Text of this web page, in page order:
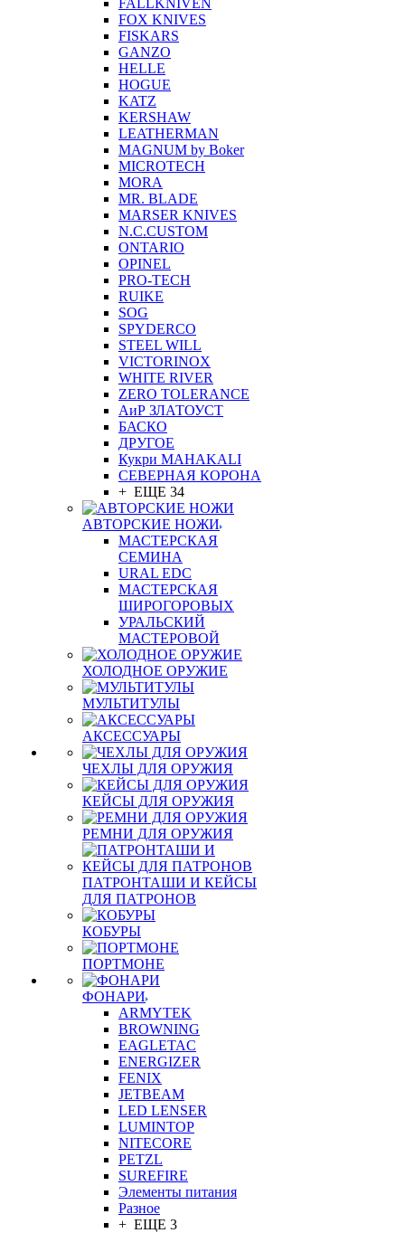
FALLKNIVEN
FOX KNIVES
FISKARS
GANZO
HELLE
HOGUE
KATZ
KERSHAW
LEATHERMAN
MAGNUM by Boker
MICROTECH
MORA
MR. BLADE
MARSER KNIVES
N.C.CUSTOM
ONTARIO
OPINEL
PRO-TECH
RUIKE
SOG
SPYDERCO
STEEL WILL
VICTORINOX
WHITE RIVER
ZERO TOLERANCE
АиР ЗЛАТОУСТ
БАСКО
ДРУГОЕ
Кукри MAHAKALI
СЕВЕРНАЯ КОРОНА
+ ЕЩЕ 34
АВТОРСКИЕ НОЖИ
МАСТЕРСКАЯ
СЕМИНА
URAL EDC
МАСТЕРСКАЯ
ШИРОГОРОВЫХ
УРАЛЬСКИЙ
МАСТЕРОВОЙ
ХОЛОДНОЕ ОРУЖИЕ
МУЛЬТИТУЛЫ
АКСЕССУАРЫ
ЧЕХЛЫ ДЛЯ ОРУЖИЯ
КЕЙСЫ ДЛЯ ОРУЖИЯ
РЕМНИ ДЛЯ ОРУЖИЯ
ПАТРОНТАШИ И КЕЙСЫ
ДЛЯ ПАТРОНОВ
КОБУРЫ
ПОРТМОНЕ
ФОНАРИ
ARMYTEK
BROWNING
EAGLETAC
ENERGIZER
FENIX
JETBEAM
LED LENSER
LUMINTOP
NITECORE
PETZL
SUREFIRE
Элементы питания
Разное
+ ЕЩЕ 3